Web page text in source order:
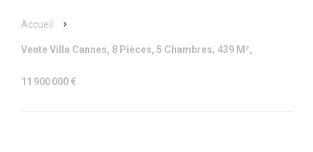
Accueil
Vente Villa Cannes, 8 Pièces, 5 Chambres, 439 M²,
11 900 000 €